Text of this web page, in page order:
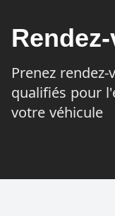
Prenez
qualifiés pour
votre véhicule